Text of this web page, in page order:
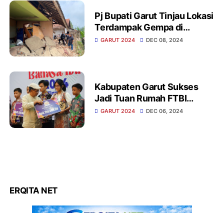
Pj Bupati Garut Tinjau Lokasi
Terdampak Gempa di
Sukaresmi, Pastikan
GARUT 2024 DEC 08, 2024
Kabupaten Garut Sukses
Jadi Tuan Rumah FTBI
Tingkat Provinsi Jawa Barat
GARUT 2024 DEC 06, 2024
ERQITA NET